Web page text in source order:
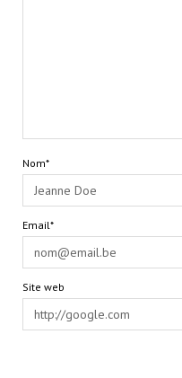
Nom*
Email*
Site web